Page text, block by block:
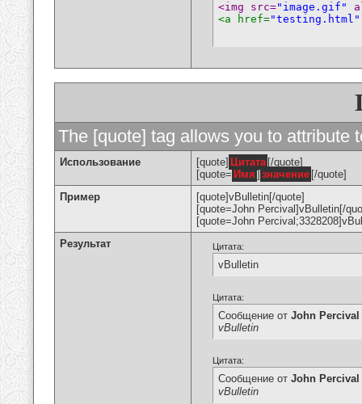
<img src="image.gif"
<a href="testing.html"
The [quote] tag allows you to attribute
Использование [quote] Цитата [/quote]
[quote= Имя ] значение [/quote]
Пример
[quote]vBulletin[/quote]
[quote=John Percival]vBulletin[/
[quote=John
Результат
Цитата:
vBulletin
Цитата:
Сообщение от John Percival
vBulletin
Цитата:
Сообщение от John Percival
vBulletin